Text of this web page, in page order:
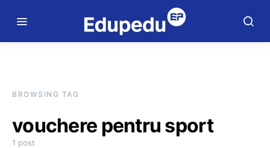
BROWSING TAG
vouchere pentru sport
1 post